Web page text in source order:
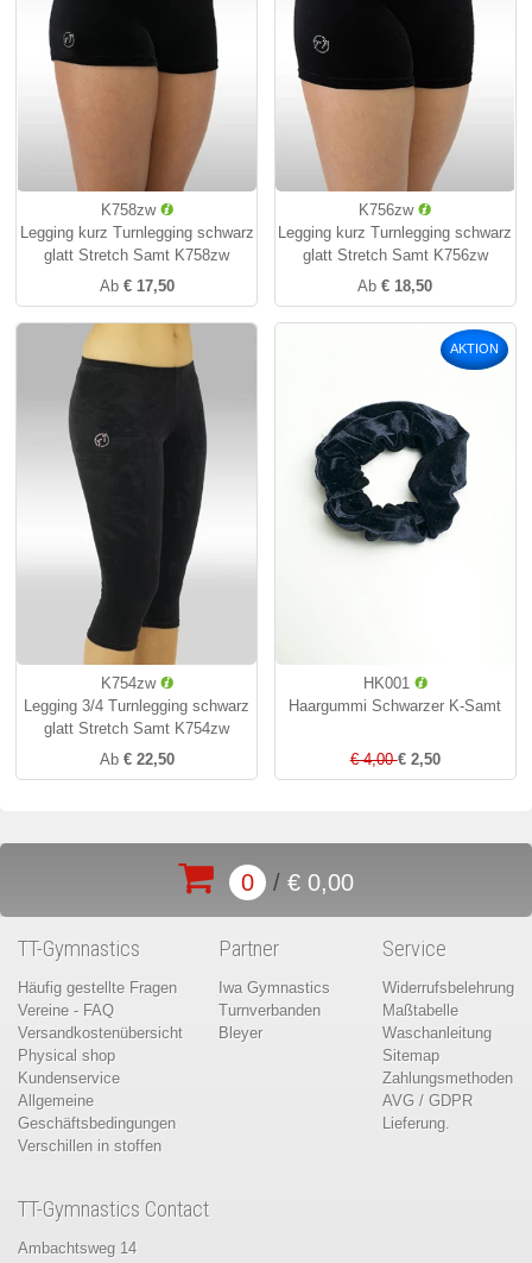
K758zw
Legging kurz Turnlegging schwarz
glatt Stretch Samt K758zw
Ab€ 17,50
K756zw
Legging kurz Turnlegging schwarz
glatt Stretch Samt K756zw
Ab € 18,50
K754zw
Legging 3/4 Turnlegging schwarz
glatt Stretch Samt K754zw
Ab€ 22,50
AKTION
HK001
Haargummi Schwarzer K-Samt
€ 4,00€ 2,50
0 / € 0,00
TT-Gymnastics
Häufig gestellte Fragen
Vereine - FAQ
Versandkostenübersicht
Physical shop
Kundenservice
Allgemeine
Geschäftsbedingungen
Verschillen in stoffen
Partner
Iwa Gymnastics
Turnverbanden
Bleyer
Service
Widerrufsbelehrung
Maßtabelle
Waschanleitung
Sitemap
Zahlungsmethoden
AVG / GDPR
Lieferung.
TT-Gymnastics Contact
Ambachtsweg 14